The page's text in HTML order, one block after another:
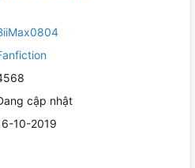
cập nhật
10-2019